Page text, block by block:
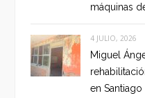
máquinas
4 JULIO, 2026
Miguel
en Santiago